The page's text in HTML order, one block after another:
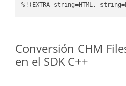
%!(EXTRA string=HTML,
Conversión CHM
en el SDK C++